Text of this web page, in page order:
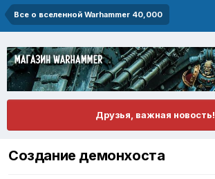
Все о вселенной Warhammer 40,000
Друзья, важная новость!
Создание демонхоста